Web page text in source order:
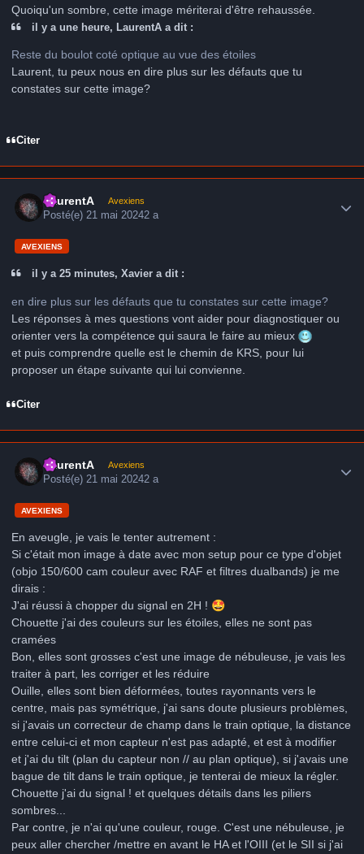
Quoiqu'un sombre, cette image mériterai d'être rehaussée.
il y a une heure, LaurentA a dit :
Reste du boulot coté optique au vue des étoiles
Laurent, tu peux nous en dire plus sur les défauts que tu
constates sur cette image?
Citer
LaurentA Avexiens
Posté(e)21 mai 20242 a
AVEXIENS
il y a 25 minutes, Xavier a dit :
en dire plus sur les défauts que tu constates sur cette image?
Les réponses à mes questions vont aider pour diagnostiquer ou
orienter vers la compétence qui saura le faire au mieux
et puis comprendre quelle est le chemin de KRS, pour lui
proposer un étape suivante qui lui convienne.
Citer
LaurentA Avexiens
Posté(e)21 mai 20242 a
AVEXIENS
En aveugle, je vais le tenter autrement :
Si c'était mon image à date avec mon setup pour ce type d'objet
(objo 150/600 cam couleur avec RAF et filtres dualbands) je me
dirais :
J'ai réussi à chopper du signal en 2H ! 🤩
Chouette j'ai des couleurs sur les étoiles, elles ne sont pas
cramées
Bon, elles sont grosses c'est une image de nébuleuse, je vais les
traiter à part, les corriger et les réduire
Ouille, elles sont bien déformées, toutes rayonnants vers le
centre, mais pas symétrique, j'ai sans doute plusieurs problèmes,
si j'avais un correcteur de champ dans le train optique, la distance
entre celui-ci et mon capteur n'est pas adapté, et est à modifier
et j'ai du tilt (plan du capteur non // au plan optique), si j'avais une
bague de tilt dans le train optique, je tenterai de mieux la régler.
Chouette j'ai du signal ! et quelques détails dans les piliers
sombres...
Par contre, je n'ai qu'une couleur, rouge. C'est une nébuleuse, je
peux aller chercher /mettre en avant le HA et l'OIII (et le SII si j'ai